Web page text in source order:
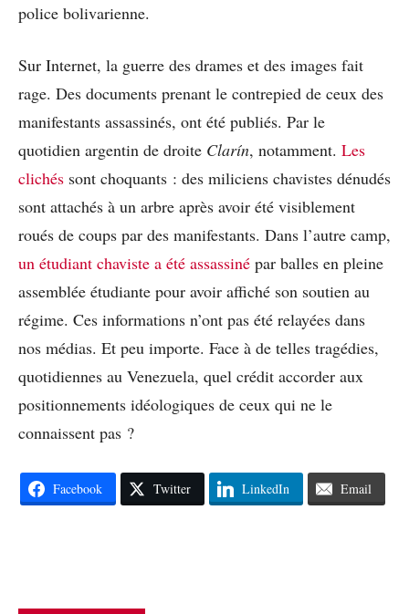
police bolivarienne.
Sur Internet, la guerre des drames et des images fait
rage. Des documents prenant le contrepied de ceux des
manifestants assassinés, ont été publiés. Par le
quotidien argentin de droite Clarín, notamment. Les
clichés sont choquants : des miliciens chavistes dénudés
sont attachés à un arbre après avoir été visiblement
roués de coups par des manifestants. Dans l’autre camp,
un étudiant chaviste a été assassiné par balles en pleine
assemblée étudiante pour avoir affiché son soutien au
régime. Ces informations n’ont pas été relayées dans
nos médias. Et peu importe. Face à de telles tragédies,
quotidiennes au Venezuela, quel crédit accorder aux
positionnements idéologiques de ceux qui ne le
connaissent pas ?
Facebook Twitter LinkedIn Email